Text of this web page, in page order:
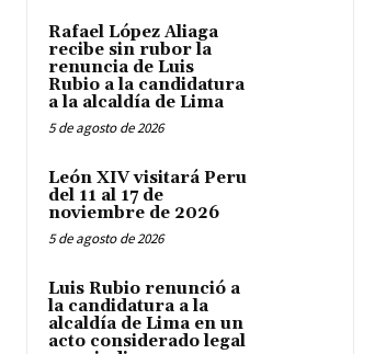
Rafael López Aliaga
recibe sin rubor la
renuncia de Luis
Rubio a la candidatura
a la alcaldía de Lima
5 de agosto de 2026
León XIV visitará Peru
del 11 al 17 de
noviembre de 2026
5 de agosto de 2026
Luis Rubio renunció a
la candidatura a la
alcaldía de Lima en un
acto considerado legal